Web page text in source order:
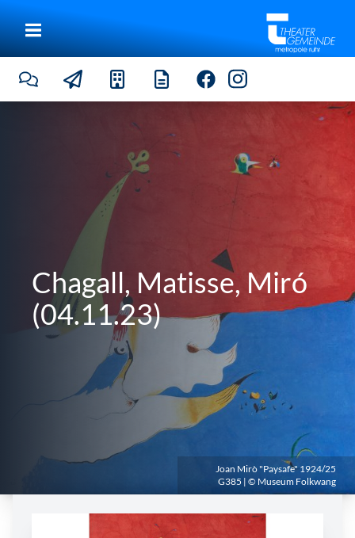
Chagall, Matisse, Miró
(04.11.23)
Joan Mirò "Paysafe" 1924/25
G385 | © Museum Folkwang